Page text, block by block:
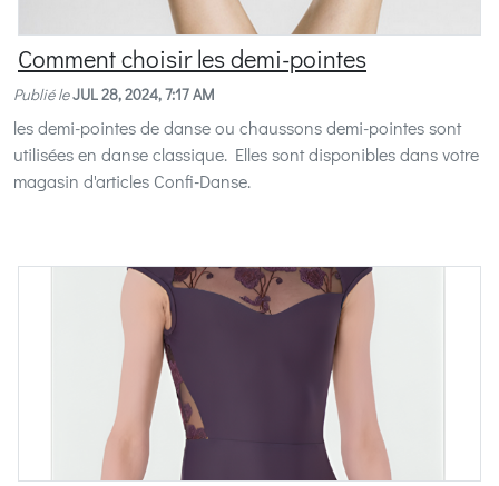
Comment choisir les demi-pointes
Publié leJUL 28, 2024, 7:17 AM
les demi-pointes de danse ou chaussons demi-pointes sont
utilisées en danse classique. Elles sont disponibles dans votre
magasin d'articles Confi-Danse.